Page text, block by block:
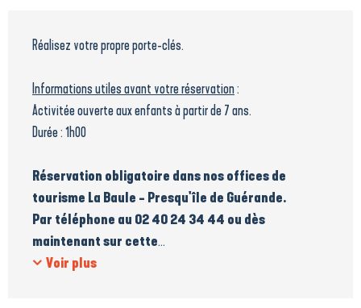
Réalisez votre propre porte-clés.
Informations utiles avant votre réservation:
Activitée ouverte aux enfants à partir de 7 ans.
Durée : 1h00
Réservation obligatoire dans nos offices de
tourisme La Baule - Presqu'île de Guérande.
Par téléphone au 02 40 24 34 44 ou dès
maintenant sur cette...
Voir plus